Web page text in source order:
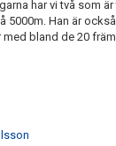
har vi två som
5000m. Han är
bland de 20